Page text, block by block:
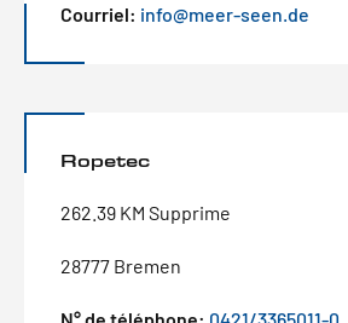
Courriel: info@meer-seen.de
Ropetec
262.39 KM Supprime
28777 Bremen